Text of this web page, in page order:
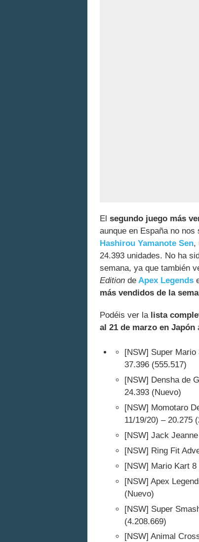
El segundo juego más
aunque en España no
Hashirou Yamanote Sen,
24.393 unidades. No ha
semana, ya que también
Edition de Apex Legends
más vendidos de la
Podéis ver la lista
al 21 de marzo en Japón
[NSW] Super
37.396 (555.517)
[NSW] Densha de
24.393 (Nuevo)
[NSW] Momotaro
11/19/20) – 20.275
[NSW] Jack
[NSW] Ring Fit
[NSW] Mario Kart 8
[NSW] Apex
(Nuevo)
[NSW] Super
(4.208.669)
[NSW] Animal